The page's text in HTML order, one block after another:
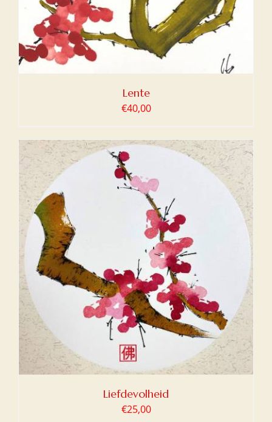
Lente
€40,00
Liefdevolheid
€25,00